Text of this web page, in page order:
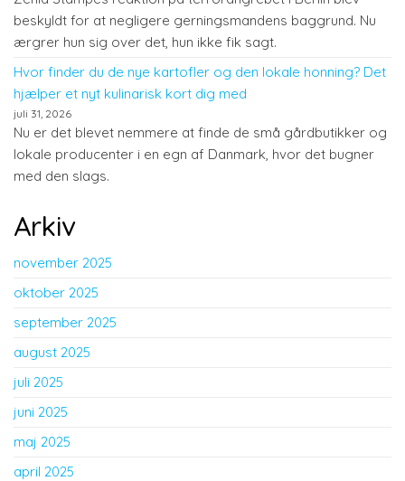
beskyldt for at negligere gerningsmandens baggrund. Nu
ærgrer hun sig over det, hun ikke fik sagt.
Hvor finder du de nye kartofler og den lokale honning? Det
hjælper et nyt kulinarisk kort dig med
juli 31, 2026
Nu er det blevet nemmere at finde de små gårdbutikker og
lokale producenter i en egn af Danmark, hvor det bugner
med den slags.
Arkiv
november 2025
oktober 2025
september 2025
august 2025
juli 2025
juni 2025
maj 2025
april 2025